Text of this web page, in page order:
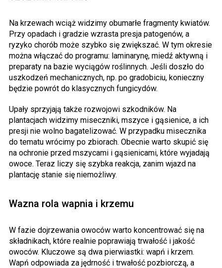
Na krzewach wciąż widzimy obumarłe fragmenty kwiatów.
Przy opadach i gradzie wzrasta presja patogenów, a
ryzyko chorób może szybko się zwiększać. W tym okresie
można włączać do programu: laminarynę, miedź aktywną i
preparaty na bazie wyciągów roślinnych. Jeśli doszło do
uszkodzeń mechanicznych, np. po gradobiciu, konieczny
będzie powrót do klasycznych fungicydów.
Upały sprzyjają także rozwojowi szkodników. Na
plantacjach widzimy miseczniki, mszyce i gąsienice, a ich
presji nie wolno bagatelizować. W przypadku misecznika
do tematu wrócimy po zbiorach. Obecnie warto skupić się
na ochronie przed mszycami i gąsienicami, które wyjadają
owoce. Teraz liczy się szybka reakcja, zanim wjazd na
plantację stanie się niemożliwy.
Wazna rola wapnia i krzemu
W fazie dojrzewania owoców warto koncentrować się na
składnikach, które realnie poprawiają trwałość i jakość
owoców. Kluczowe są dwa pierwiastki: wapń i krzem.
Wapń odpowiada za jędrność i trwałość pozbiorczą, a